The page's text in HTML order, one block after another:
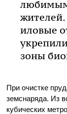
иловые
зоны
При очистке
земснаряда. Из
кубических